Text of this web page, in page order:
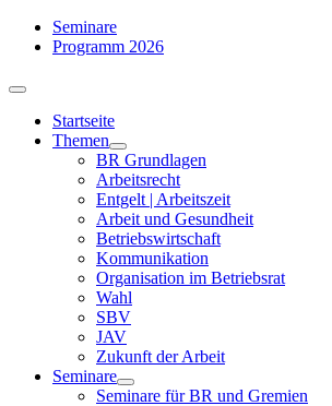
Zum
Inhalt
Seminare
Programm 2026
Toggle
NavigationStartseite
Themen
BR Grundlagen
Arbeits­recht
Entgelt | Arbeitszeit
Arbeit und Gesundheit
Betriebswirtschaft
Kommuni­kation
Organisation im Betriebsrat
Wahl
SBV
JAV
Zukunft der Arbeit
Seminare
Seminare für BR und Gremien